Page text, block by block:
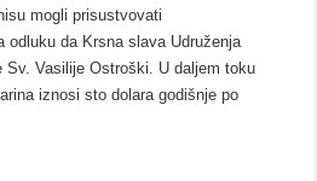
mogli prisustvovati
odluku da Krsna slava Udruženja
Sv. Vasilije Ostroški. U daljem toku
iznosi sto dolara godišnje po